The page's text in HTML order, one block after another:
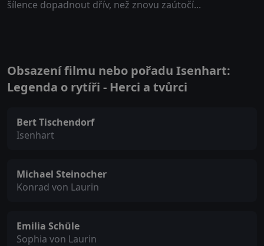
šílence dopadnout dřív, než znovu zaútočí...
Obsazení filmu nebo pořadu Isenhart:
Legenda o rytíři - Herci a tvůrci
Bert Tischendorf
Isenhart
Michael Steinocher
Konrad von Laurin
Emilia Schüle
Sophia von Laurin